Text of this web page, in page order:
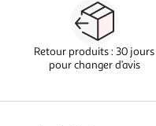
Retour produits : 30 jours
pour changer d’avis